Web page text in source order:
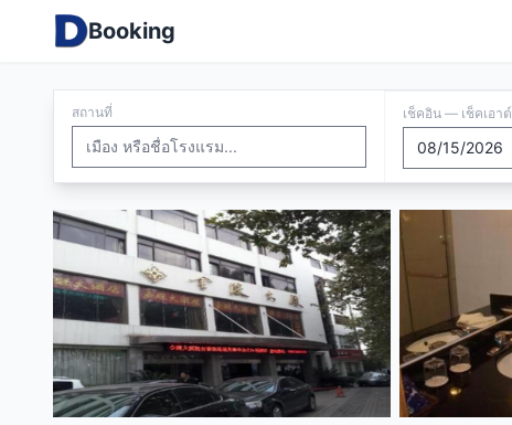
Booking
สถานที่ เช็คอิน — เช็คเอาต์